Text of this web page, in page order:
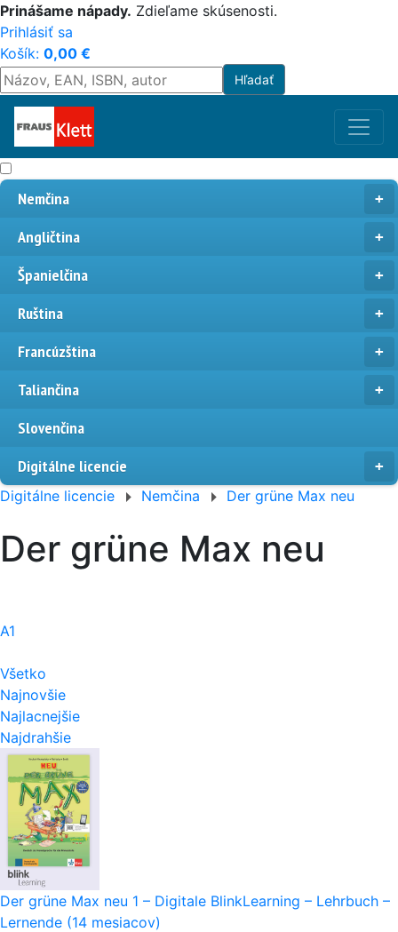
Prinášame nápady. Zdieľame skúsenosti.
Prihlásiť sa
Košík: 0,00 €
Nemčina
Angličtina
Španielčina
Ruština
Francúzština
Taliančina
Slovenčina
Digitálne licencie
Digitálne licencie Nemčina Der grüne Max neu
Der grüne Max neu
A1
Všetko
Najnovšie
Najlacnejšie
Najdrahšie
Der grüne Max neu 1 – Digitale BlinkLearning – Lehrbuch –
Lernende (14 mesiacov)